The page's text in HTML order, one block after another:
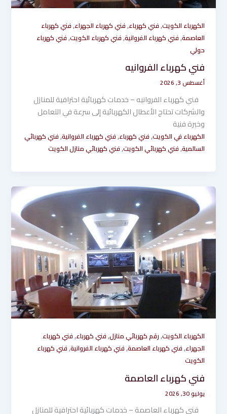
الكهرباء الكويت,فني كهرباء,فني كهرباء الجهراء,فني كهرباء
العاصمة,فني كهرباء الفروانية,فني كهرباء الكويت,فني كهرباء
حولي
فني كهرباء الفروانيه
أغسطس 3, 2026
فني كهرباء الفروانيه – خدمات كهربائية احترافية للمنازل
والشركات تحتاج الأعطال الكهربائية إلى سرعة في التعامل
وخبرة فنية
الكهرباء في الكويت,فني كهرباء,فني كهرباء الفروانية,فني كهربائي
السالمية,فني كهربائي الكويت,فني كهربائي منازل الكويت
الكهرباء الكويت,رقم كهربائي منازل,فني كهرباء,فني كهرباء
الجهراء,فني كهرباء العاصمة,فني كهرباء الفروانية,فني كهرباء
الكويت
فني كهرباء العاصمة
يوليو 30, 2026
فني كهرباء العاصمة – خدمات كهربائية احترافية للمنازل